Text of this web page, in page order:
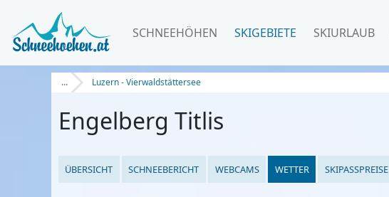
SCHNEEHÖHEN SKIGEBIETE SKIURLAUB
... Luzern - Vierwaldstättersee
Engelberg Titlis
ÜBERSICHT SCHNEEBERICHT WEBCAMS WETTER SKIPASSPREISE